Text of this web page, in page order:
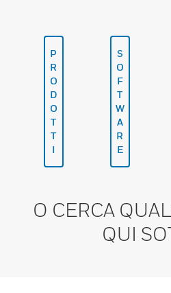
P
R
O
D
O
T
T
I
S
O
F
T
W
A
R
E
O CERCA
QUI